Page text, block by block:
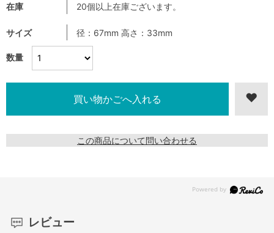
数量
在庫 20個以上在庫ございます。
サイズ 径：67mm 高さ：33mm
この商品について問い合わせる
レビュー